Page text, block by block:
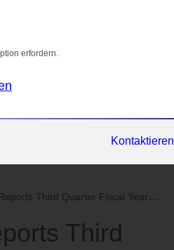
erfordern.
Kontaktieren
Third Quarter Fiscal Year 2008 Results...
Third